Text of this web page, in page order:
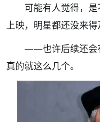
可能有人觉得，
上映，明星都还没来得
——也许后续还会
真的就这么几个。